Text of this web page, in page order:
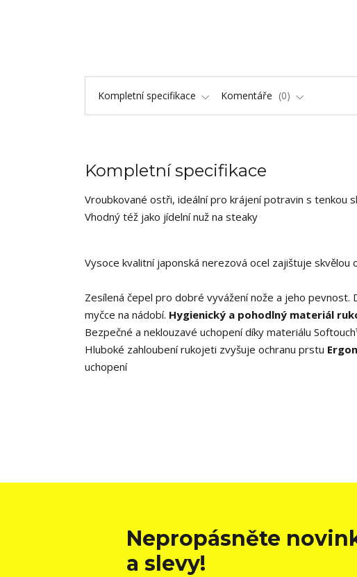
Kompletní specifikace Komentáře 0
Kompletní specifikace
Vroubkované ostři, ideální pro krájení potravin s tenkou
Vhodný též jako jídelní nuž na steaky
Vysoce kvalitní japonská nerezová ocel zajištuje
Zesílená čepel pro dobré vyvážení nože a jeho
myčce na nádobí. Hygienický a pohodlný materiál
Bezpečné a neklouzavé uchopení díky materiálu
Hluboké zahloubení rukojeti zvyšuje ochranu prstu
uchopení
Nepropásněte
a slevy!